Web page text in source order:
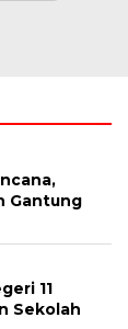
Gantung
11
Sekolah